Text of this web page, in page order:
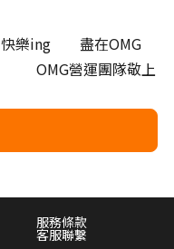
快樂ing 盡在OMG
OMG營運團隊敬上
服務條款
客服聯繫